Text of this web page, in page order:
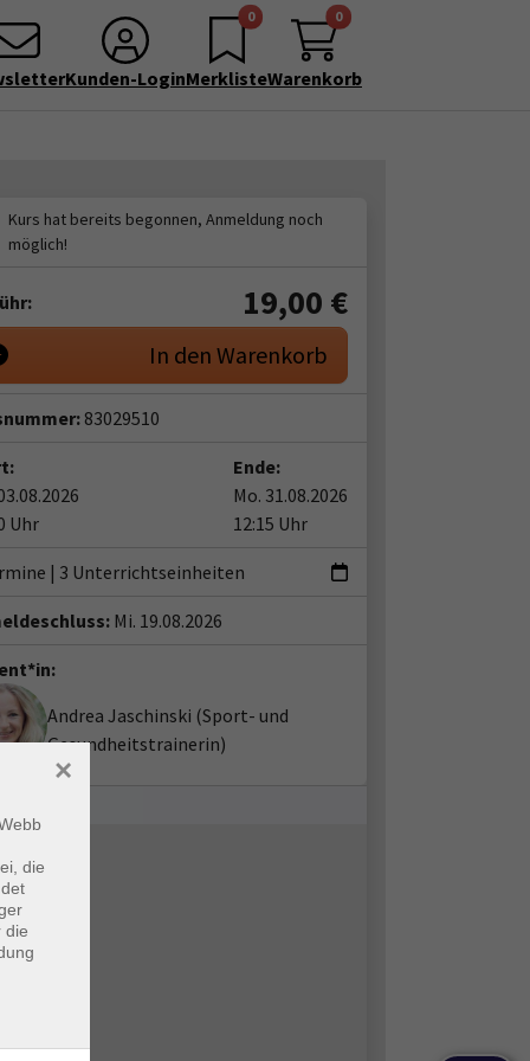
Kunden-Login
0
Merkliste
0
Warenkorb
19,00 €
In den Warenkorb
83029510
Uhr
Ende:
Mo. 31.08.2026
12:15 Uhr
| 3 Unterrichtseinheiten
Mi. 19.08.2026
Andrea Jaschinski (Sport- und
Gesundheitstrainerin)
die
die
×